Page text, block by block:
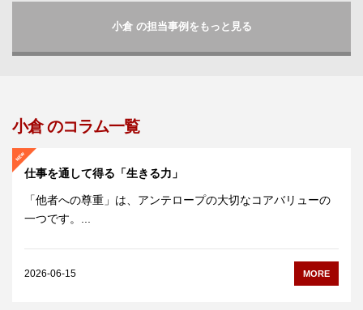
小倉 の担当事例をもっと見る
小倉 のコラム一覧
仕事を通して得る「生きる力」
「他者への尊重」は、アンテロープの大切なコアバリューの
一つです。...
2026-06-15 MORE